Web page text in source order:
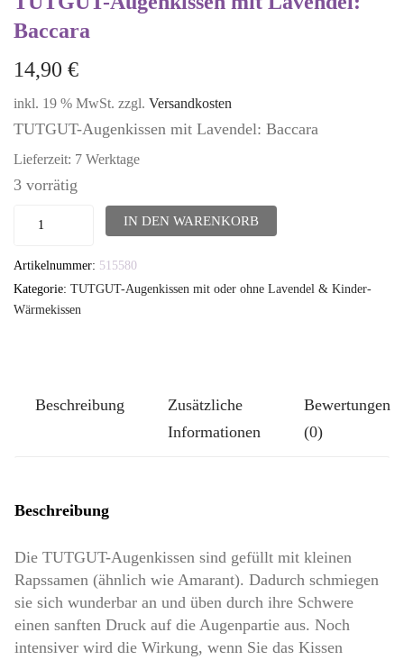
Baccara
14,90 €
inkl. 19 % MwSt. zzgl. Versandkosten
TUTGUT-Augenkissen mit Lavendel: Baccara
Lieferzeit: 7 Werktage
3 vorrätig
TUTGUT-
mit
Lavendel:
IN DEN WARENKORB
Artikelnummer: 515580
Kategorie: TUTGUT-Augenkissen mit oder ohne Lavendel & Kinder-
Wärmekissen
Beschreibung
Zusätzliche
Informationen
Bewertungen
(0)
Beschreibung
Die TUTGUT-Augenkissen sind gefüllt mit kleinen
Rapssamen (ähnlich wie Amarant). Dadurch schmiegen
sie sich wunderbar an und üben durch ihre Schwere
einen sanften Druck auf die Augenpartie aus. Noch
intensiver wird die Wirkung, wenn Sie das Kissen